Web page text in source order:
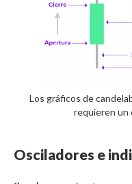
Los gráficos de
requieren un
Osciladores e